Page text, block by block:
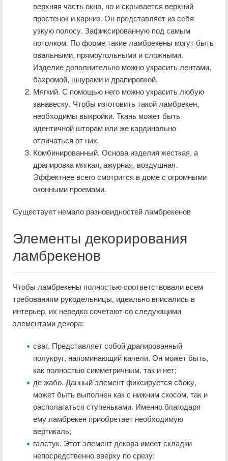
верхняя часть окна, но и скрывается верхний
простенок и карниз. Он представляет из себя
узкую полосу. Зафиксированную под самым
потолком. По форме такие ламбрекены могут быть
овальными, прямоугольными и сложными.
Изделие дополнительно можно украсить лентами,
бахромой, шнурами и драпировкой.
Мягкий. С помощью него можно украсить любую
занавеску. Чтобы изготовить такой ламбрекен,
необходимы выкройки. Ткань может быть
идентичной шторам или же кардинально
отличаться от них.
Комбинированный. Основа изделия жесткая, а
драпировка мягкая, ажурная, воздушная.
Эффектнее всего смотрится в доме с огромными
оконными проемами.
Существует немало разновидностей ламбрекенов
Элементы декорирования
ламбрекенов
Чтобы ламбрекены полностью соответствовали всем
требованиям рукодельницы, идеально вписались в
интерьер, их нередко сочетают со следующими
элементами декора:
сваг. Представляет собой драпированный
полукруг, напоминающий качели. Он может быть,
как полностью симметричным, так и нет;
де жабо. Данный элемент фиксируется сбоку,
может быть выполнен как с нижним скосом, так и
располагаться ступеньками. Именно благодаря
ему ламбрекен приобретает необходимую
вертикаль;
галстук. Этот элемент декора имеет складки
непосредственно вверху по срезу;